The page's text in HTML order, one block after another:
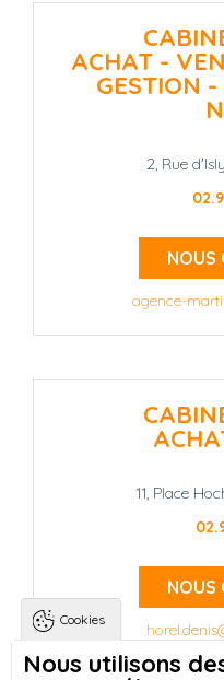
ACHAT -
GESTION -
2, Rue d'Isly
NOUS
agence-
11, Place
NOUS
Cookies
Nous utilisons